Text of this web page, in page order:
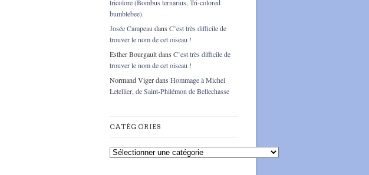
tricolore (Bombus ternarius, Tri-colored
bumblebee).
Josée Campeau dans C’est très difficile de
trouver le nom de cet oiseau !
Esther Bourgaultdans C’est très difficile de
trouver le nom de cet oiseau !
Normand Vigerdans Hommage à Michel
Letellier, de Saint-Philémon de Bellechasse
CATÉGORIES